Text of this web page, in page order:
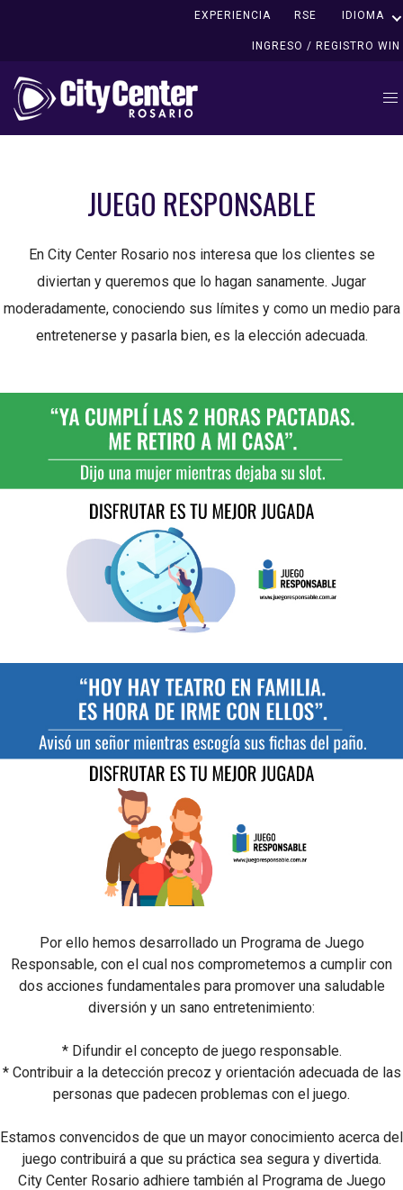
EXPERIENCIA RSE IDIOMA
INGRESO / REGISTRO WIN
JUEGO RESPONSABLE
En City Center Rosario nos interesa que los clientes se
diviertan y queremos que lo hagan sanamente. Jugar
moderadamente, conociendo sus límites y como un medio para
entretenerse y pasarla bien, es la elección adecuada.
Por ello hemos desarrollado un Programa de Juego
Responsable, con el cual nos comprometemos a cumplir con
dos acciones fundamentales para promover una saludable
diversión y un sano entretenimiento:
* Difundir el concepto de juego responsable.
* Contribuir a la detección precoz y orientación adecuada de las
personas que padecen problemas con el juego.
Estamos convencidos de que un mayor conocimiento acerca del
juego contribuirá a que su práctica sea segura y divertida.
City Center Rosario adhiere también al Programa de Juego